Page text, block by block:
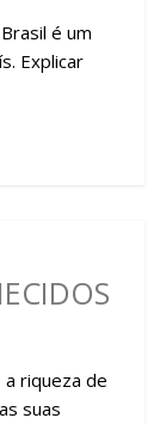
é um
Explicar
riqueza de
suas